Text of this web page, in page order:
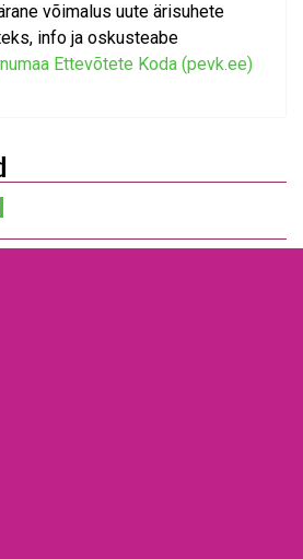
võimalus uute ärisuhete
info ja oskusteabe
Ettevõtete Koda (pevk.ee)